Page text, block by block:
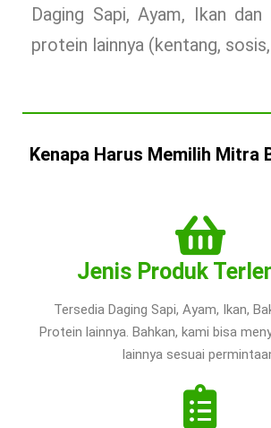
Daging Sapi, Ayam, Ikan
protein lainnya (kentang,
Kenapa Harus Memilih Mitra
Jenis Produk
Tersedia Daging Sapi, Ayam, Ikan,
Protein lainnya. Bahkan, kami bisa
lainnya sesuai